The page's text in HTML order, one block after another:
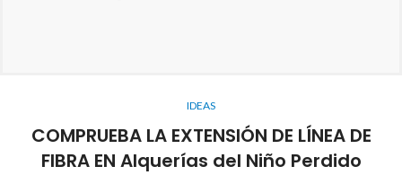
IDEAS
COMPRUEBA LA EXTENSIÓN DE LÍNEA DE
FIBRA EN Alquerías del Niño Perdido